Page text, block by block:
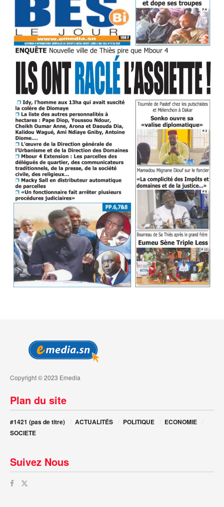
Copyright © 2023 Emedia
Plan du site
#1421 (pas de titre) ACTUALITÉS POLITIQUE
ECONOMIE
SOCIETE
Suivez Nous